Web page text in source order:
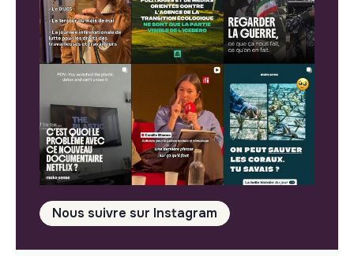
Nous suivre sur Instagram